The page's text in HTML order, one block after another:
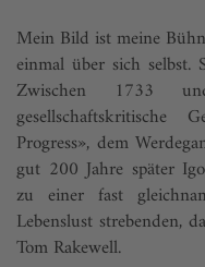
Mein Bild ist meine
einmal über sich selbst.
Zwischen 1733
Progress», dem
gut 200 Jahre später
zu einer fast
Lebenslust strebenden,
Tom Rakewell.